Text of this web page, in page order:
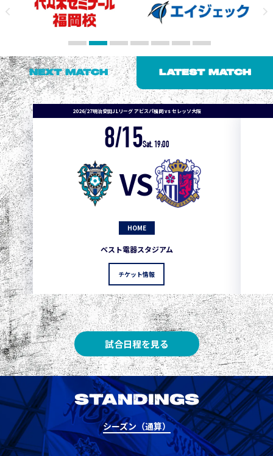
NEXT MATCH LATEST MATCH
2026/27明治安田J1リーグ アビスパ福岡 vs セレッソ大阪
8/15Sat. 19:00
VS
HOME
ベスト電器スタジアム
チケット情報
試合日程を見る
STANDINGS
シーズン（通算）
1
2 0
3 3 1 0 0
3
5 3
5 3 1
5
8 清水 3 1 0 0 1
8 神戸 3 1 0 1
10 東京Ｖ 1 0 1 0 0
10 川崎Ｆ 1 0 1 0
12 浦和 0 0 0 1 -1
横浜FM 0 0 1 -1